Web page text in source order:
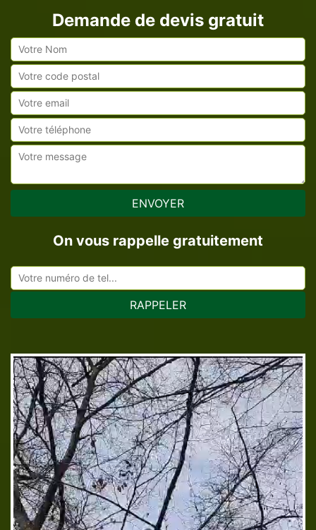
Demande de devis gratuit
On vous rappelle gratuitement